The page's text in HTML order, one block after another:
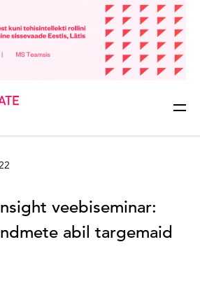
veebiseminar:
abil targemaid